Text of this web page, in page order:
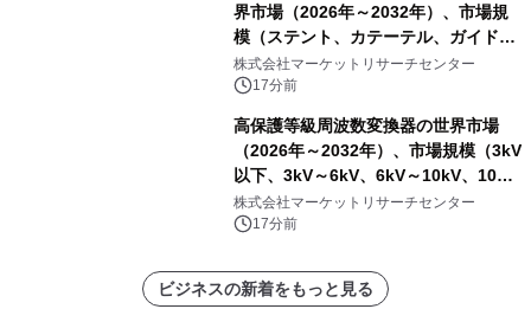
界市場（2026年～2032年）、市場規
模（ステント、カテーテル、ガイドワ
イヤー、シース、下大静脈フィルタ
ー、その他）・分析レポートを発表
株式会社マーケットリサーチセンター
17分前
高保護等級周波数変換器の世界市場
（2026年～2032年）、市場規模（3kV
以下、3kV～6kV、6kV～10kV、10kV
超）・分析レポートを発表
株式会社マーケットリサーチセンター
17分前
ビジネスの新着をもっと見る